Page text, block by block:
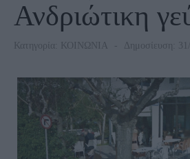
Ανδριώτικη
Κατηγορία: ΚΟΙΝΩΝΙΑ Δημοσίευση: 31/